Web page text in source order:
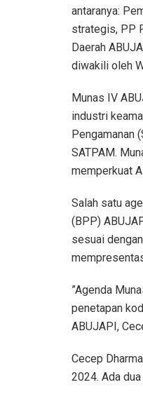
antaranya:
strategis, PP
Daerah
diwakili oleh
Munas IV
industri
Pengamanan
SATPAM.
memperkuat
Salah satu
(BPP)
sesuai
”Agenda
penetapan
ABUJAPI,
Cecep
2024. Ada